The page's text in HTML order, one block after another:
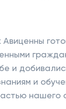
и
и
нашего